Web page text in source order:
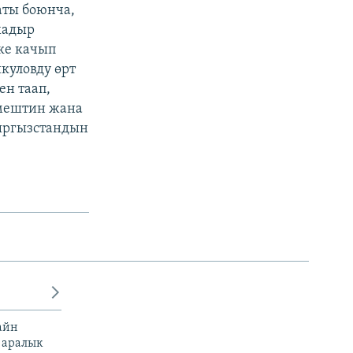
боюнча,
качып
өрт
таап,
жана